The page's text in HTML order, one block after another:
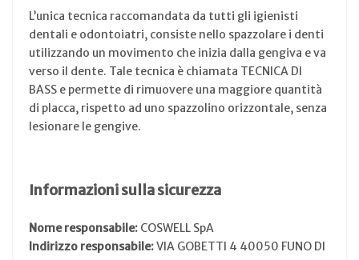
L’unica tecnica raccomandata da tutti gli igienisti
dentali e odontoiatri, consiste nello spazzolare i denti
utilizzando un movimento che inizia dalla gengiva e va
verso il dente. Tale tecnica è chiamata TECNICA DI
BASS e permette di rimuovere una maggiore quantità
di placca, rispetto ad uno spazzolino orizzontale, senza
lesionare le gengive.
Informazioni sulla sicurezza
Nome responsabile: COSWELL SpA
Indirizzo responsabile:VIA GOBETTI 4 40050 FUNO DI